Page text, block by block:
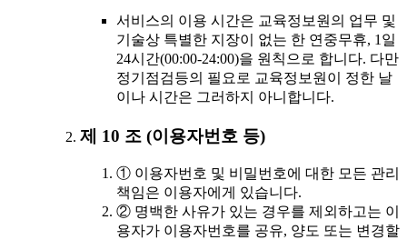
서비스의 이용 시간은 교육정보원의 업무 및
기술상 특별한 지장이 없는 한 연중무휴, 1일
24시간(00:00-24:00)을 원칙으로 합니다. 다만
정기점검등의 필요로 교육정보원이 정한 날
이나 시간은 그러하지 아니합니다.
제 10 조 (이용자번호 등)
① 이용자번호 및 비밀번호에 대한 모든 관리
책임은 이용자에게 있습니다.
② 명백한 사유가 있는 경우를 제외하고는 이
용자가 이용자번호를 공유, 양도 또는 변경할